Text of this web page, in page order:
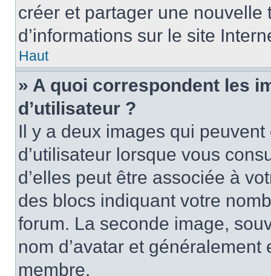
créer et partager une
d’informations sur le site
Haut
» A quoi correspondent les
d’utilisateur ?
Il y a deux images qui
d’utilisateur lorsque vous
d’elles peut être associée à
des blocs indiquant votre
forum. La seconde image,
nom d’avatar et
membre.